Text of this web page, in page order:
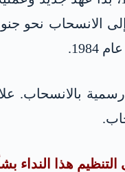
الانسحاب نحو
بالانسحاب.
هذا النداء